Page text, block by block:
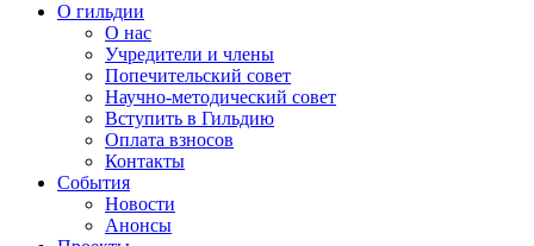
О гильдии
О нас
Учредители и члены
Попечительский совет
Научно-методический совет
Вступить в Гильдию
Оплата взносов
Контакты
События
Новости
Анонсы